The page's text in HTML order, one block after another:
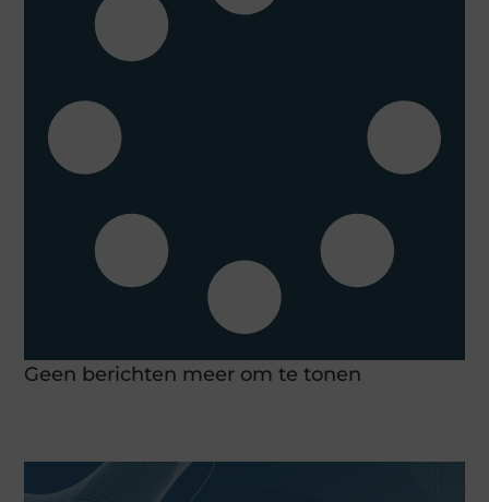
Geen berichten meer om te tonen